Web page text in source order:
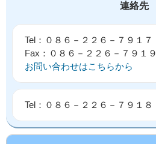
連絡先
Tel：０８６－２２６－７９１７
Fax：０８６－２２６－７９１９
お問い合わせはこちらから
Tel：０８６－２２６－７９１８